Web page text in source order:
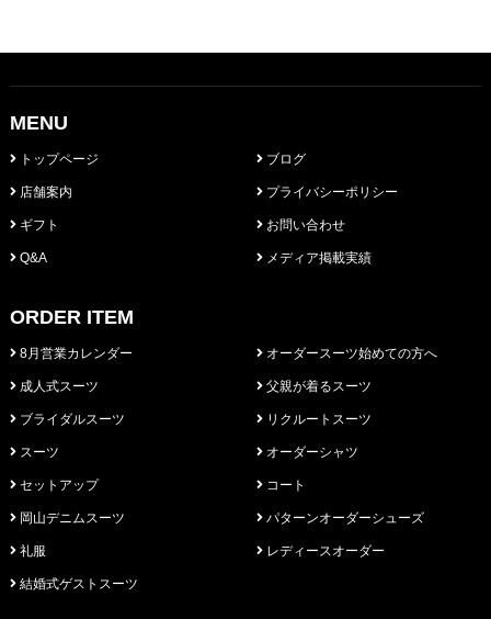
MENU
トップページ
店舗案内
ギフト
Q&A
ブログ
プライバシーポリシー
お問い合わせ
メディア掲載実績
ORDER ITEM
8月営業カレンダー
成人式スーツ
ブライダルスーツ
スーツ
セットアップ
岡山デニムスーツ
礼服
結婚式ゲストスーツ
オーダースーツ始めての方へ
父親が着るスーツ
リクルートスーツ
オーダーシャツ
コート
パターンオーダーシューズ
レディースオーダー